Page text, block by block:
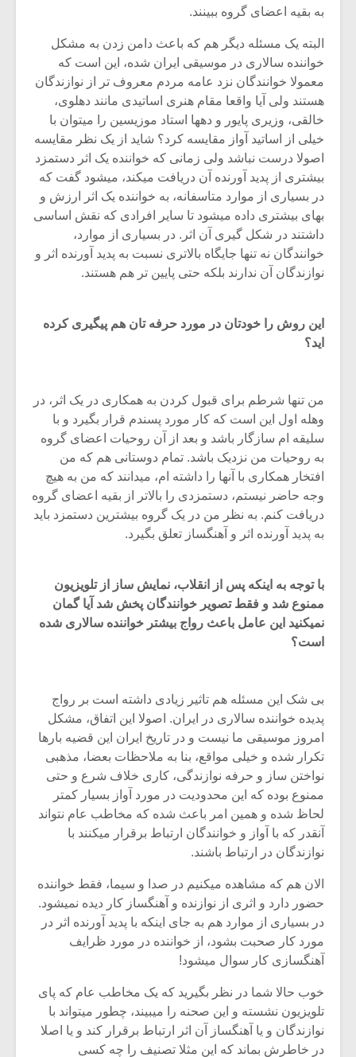
به بقیه اعضای گروه ببینند.
البته یک مسئله دیگر هم که باعث دامن زدن به مشکل
خواننده سالاری در موسیقی ایران شده، این است که
معمولا خوانندگان نزد عامه مردم معروف تر از نوازندگان
هستند ولی آیا واقعا مقام هنری اساتیدی مانند دهلوی،
خالقی، وزیری پایور و دهها استاد موزیسین را میتوان با
خیلی از اساتید آواز مقایسه کرد؟ شاید از یک نظر مقایسه
اصولا درست نباشد ولی زمانی که خواننده یک اثر دستمزد
بیشتری از پدید آورنده آن دریافت میکند، میشود گفت که
در بسیاری از موارد متاسفانه، به خواننده یک اثر ارزش و
بهای بیشتری داده میشود تا سایر افرادی که نقش اساسی
داشتند در شکل گیری آن اثر. در بسیاری از موارد،
خوانندگان نه تنها جایگاه بالاتری نسبت به پدید آورنده اثر و
نوازندگان آن ندارند بلکه حتی پایین تر هم هستند.
این روش را خودتان در مورد حرفه تان هم پیگیری کرده
اید؟
من تنها شرطم برای قبول کردن به همکاری در یک اثر، در
وهله اول این است که کار مورد پسندم قرار بگیرد و با
سلیقه ام سازگار باشد و بعد از آن روحیات اعضای گروه
به روحیات من نزدیک باشد. تمام دوستانی هم که من
افتخار همکاری با آنها را داشته ام، میدانند که من به هیچ
وجه حاضر نیستم، دستمزدی را بالاتر از بقیه اعضای گروه
دریافت کنم. به نظر من در یک گروه بیشترین دستمزد باید
به پدید آورنده اثر و آهنگساز تعلق بگیرد.
با توجه به اینکه پس از انقلاب، نمایش ساز از تلویزیون
ممنوع شد و فقط تصویر خوانندگان پخش شد آیا گمان
نمیکنید این عامل باعث رواج بیشتر خواننده سالاری شده
است؟
بی شک این مسئله هم تاثیر زیادی داشته است بر رواج
پدیده خواننده سالاری در ایران. اصولا این اتفاق، مشکل
امروز موسیقی ما نیست و در تاریخ ایران این قضیه بارها
تکرار شده و خیلی مواقع، بنا به ملاحظات بعضا، مذهبی
نواختن ساز و حرفه نوازندگی، کاری خلاف شرع و حتی
ممنوع بوده که این محدودیت در مورد آواز بسیار کمتر
لحاظ شده و همین امر باعث شده که مخاطب عام نتواند
آنقدر که با آواز و خوانندگان ارتباط برقرار میکنند با
نوازندگان در ارتباط باشند.
الان هم که مشاهده میکنیم در صدا و سیما، فقط خواننده
حضور دارد و اثری از نوازنده و آهنگساز کار دیده نمیشود.
در بسیاری از موارد هم به جای اینکه با پدید آورنده اثر در
مورد کار صحبت بشود، از خواننده در مورد ظرایف
آهنگسازی کار سوال میشود!
خوب حالا شما در نظر بگیرید که یک مخاطب عام که پای
تلویزیون نشسته و این صحنه را میبیند، چطور میتواند با
نوازندگان و یا آهنگساز آن اثر ارتباط برقرار کند و یا اصلا
در خاطرش بماند که این مثلا تصنیف را چه کسی
یادداشتی بر موسیقی
متن فیلم «متری
شیش و نیم»
اگر نمی توانی
مشهورترین باشی،
بدنام ترین باش
موسیقی